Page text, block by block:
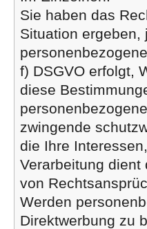
Sie haben das
Situation ergeben,
f) DSGVO erfolgt,
diese
zwingende
die Ihre
Verarbeitung dient
von
Werden
Direktwerbung zu